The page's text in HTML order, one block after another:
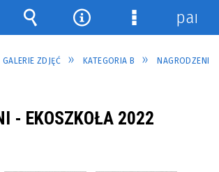
GALERIE ZDJĘĆ KATEGORIA B
NAGRODZENI
- EKOSZKOŁA 2022
Wyszukiwarka
NarzędziaMenu
szczegółowe
panel